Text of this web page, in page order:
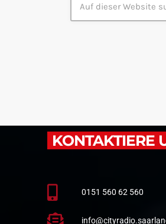
KONTAKTIERE
0151 560 62 560